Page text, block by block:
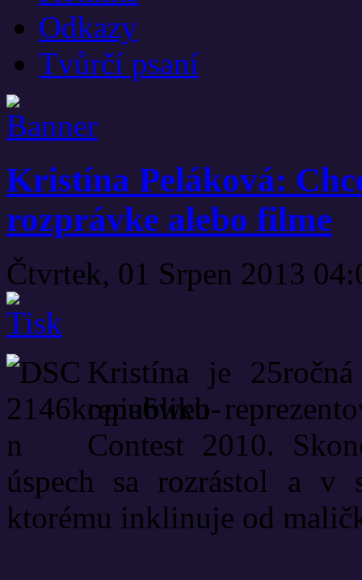
Odkazy
Tvůrčí psaní
Kristína Peláková:
rozprávke alebo filme
Čtvrtek, 01 Srpen 2013
Kristína je
republiku
Contest 2010.
úspech sa rozrástol a v
ktorému inklinuje od